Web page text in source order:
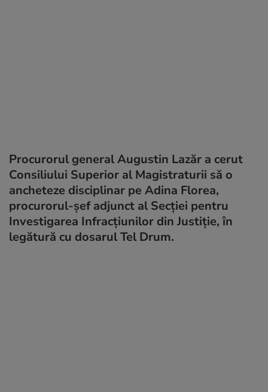
Procurorul general Augustin Lazăr a cerut
Consiliului Superior al Magistraturii să o
ancheteze disciplinar pe Adina Florea,
procurorul-șef adjunct al Secției pentru
Investigarea Infracţiunilor din Justiţie, în
legătură cu dosarul Tel Drum.